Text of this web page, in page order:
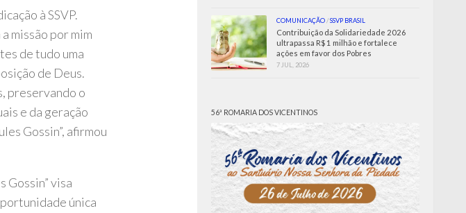
à SSVP.
missão por mim
de tudo uma
de Deus.
preservando o
e da geração
Gossin”, afirmou
visa
única
COMUNICAÇÃO /SSVP BRASIL
Contribuição da Solidariedade 2026
ultrapassa R$ 1 milhão e fortalece
ações em favor dos Pobres
7 JUL, 2026
56ª ROMARIA DOS VICENTINOS